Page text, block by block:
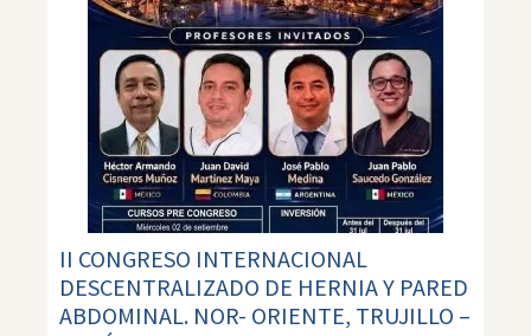
II CONGRESO INTERNACIONAL
DESCENTRALIZADO DE HERNIA Y PARED
ABDOMINAL. NOR- ORIENTE, TRUJILLO –